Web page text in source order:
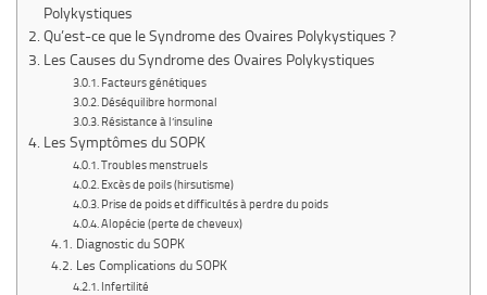
Polykystiques
Qu’est-ce que le Syndrome des Ovaires Polykystiques ?
Les Causes du Syndrome des Ovaires Polykystiques
Facteurs génétiques
Déséquilibre hormonal
Résistance à l’insuline
Les Symptômes du SOPK
Troubles menstruels
Excès de poils (hirsutisme)
Prise de poids et difficultés à perdre du poids
Alopécie (perte de cheveux)
Diagnostic du SOPK
Les Complications du SOPK
Infertilité